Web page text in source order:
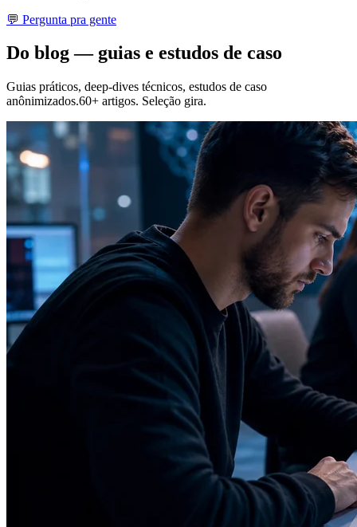
💬 Pergunta pra gente
Do blog — guias e estudos de caso
Guias práticos, deep-dives técnicos, estudos de caso
anônimizados.60+ artigos. Seleção gira.